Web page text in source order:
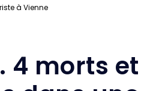
à Vienne
4 morts et